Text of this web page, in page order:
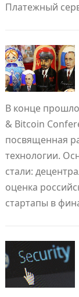
Платежный
В конце
& Bitcoin
посвященная
технологии.
стали:
оценка
стартапы в